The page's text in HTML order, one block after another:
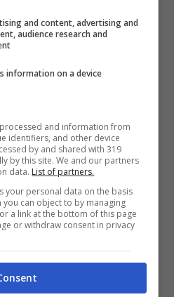
di 3/4 dapprima al
Toscana e
23 agostoanche il
investito dall’aria più
ancora
africano ma in forma
almeno di 3 gradi in
settimana.
and content, advertising and
audience research and
information on a device
and information from
identifiers, and other device
by and shared with 319
by this site. We and our partners
data. List of partners.
your personal data on the basis
can object to by managing
a link at the bottom of this page
or withdraw consent in privacy